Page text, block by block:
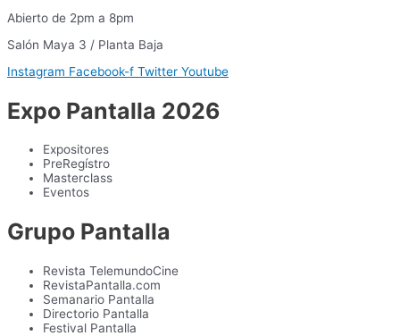
Abierto de 2pm a 8pm
Salón Maya 3 / Planta Baja
Instagram Facebook-f Twitter Youtube
Expo Pantalla 2026
Expositores
PreRegístro
Masterclass
Eventos
Grupo Pantalla
Revista TelemundoCine
RevistaPantalla.com
Semanario Pantalla
Directorio Pantalla
Festival Pantalla